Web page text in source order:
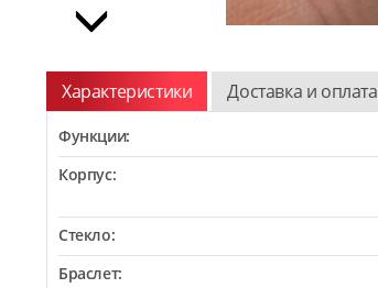
Характеристики Доставка и оплата
Функции:
Корпус:
Стекло:
Браслет: